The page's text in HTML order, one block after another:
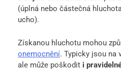
(úplná nebo částečná
ucho).
Získanou hluchotu mohou
onemocnění. Typicky jsou na
ale může poškodit i